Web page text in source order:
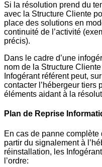
Si la résolution prend du
avec la Structure Cliente
place des solutions en
continuité de l’activité
précis).
Dans le cadre d’une
nom de la Structure
Infogérant référent peut,
contacter l’hébergeur tiers
éléments aidant à la
Plan de Reprise
En cas de panne
partir du signalement à
réinstallation, les
l’ordre: